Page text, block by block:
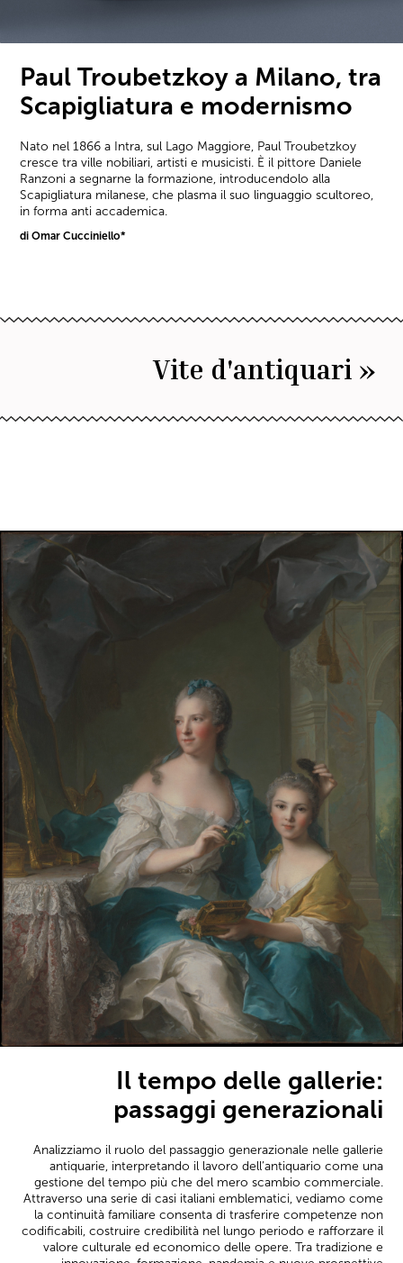
Paul Troubetzkoy a Milano, tra
Scapigliatura e modernismo
Nato nel 1866 a Intra, sul Lago Maggiore, Paul Troubetzkoy
cresce tra ville nobiliari, artisti e musicisti. È il pittore Daniele
Ranzoni a segnarne la formazione, introducendolo alla
Scapigliatura milanese, che plasma il suo linguaggio scultoreo,
in forma anti accademica.
di Omar Cucciniello*
Vite d'antiquari »
Il tempo delle gallerie:
passaggi generazionali
Analizziamo il ruolo del passaggio generazionale nelle gallerie
antiquarie, interpretando il lavoro dell’antiquario come una
gestione del tempo più che del mero scambio commerciale.
Attraverso una serie di casi italiani emblematici, vediamo come
la continuità familiare consenta di trasferire competenze non
codificabili, costruire credibilità nel lungo periodo e rafforzare il
valore culturale ed economico delle opere. Tra tradizione e